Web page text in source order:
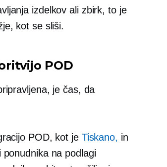
izdelkov ali zbirk, to je
kot se sliši.
POD
je čas, da
POD, kot jeTiskano, in
na podlagi